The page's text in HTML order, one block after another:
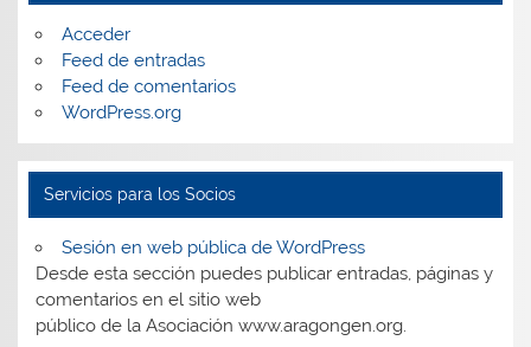
Acceder
Feed de entradas
Feed de comentarios
WordPress.org
Servicios para los Socios
Sesión en web pública de WordPress
Desde esta sección puedes publicar entradas, páginas y
comentarios en el sitio web
público de la Asociación www.aragongen.org.